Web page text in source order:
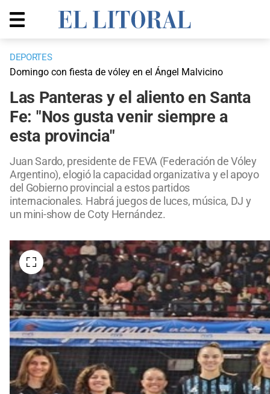
DEPORTES
Domingo con fiesta de vóley en el Ángel Malvicino
Las Panteras y el aliento en Santa
Fe: "Nos gusta venir siempre a
esta provincia"
Juan Sardo, presidente de FEVA (Federación de Vóley
Argentino), elogió la capacidad organizativa y el apoyo
del Gobierno provincial a estos partidos
internacionales. Habrá juegos de luces, música, DJ y
un mini-show de Coty Hernández.